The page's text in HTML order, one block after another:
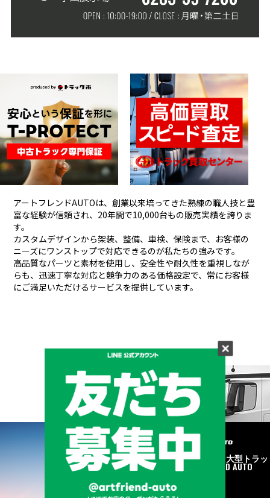
アートフレンドAUTOは、創業以来培ってきた熟練の職人技と豊
富な経験が信頼され、 20年間で10,000台もの販売実績を誇りま
す。
カスタムデザインから架装、整備、車検、保険まで、お客様の
ニーズにワンストップで対応できるのが私たちの強みです。
高品質なパーツと素材を使用し、安全性や耐久性を重視しなが
らも、 迅速丁寧な対応と競争力のある価格設定で、常にお客様
にご満足いただけるサービスを提供しています。
メーカーと形状から探す
BRAND & TYPE
©2020中古トラック・大型トラッ
ク販売はART FRIEND AUTO